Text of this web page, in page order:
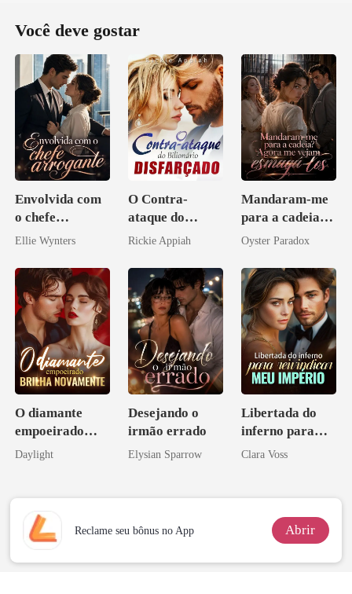
Você deve gostar
Envolvida com
o chefe
arrogante
Ellie Wynters
O Contra-
ataque do
Bilionário
Rickie Appiah
Mandaram-me
para a cadeia?
Agora me
los
Oyster Paradox
O diamante
empoeirado
brilha
Daylight
Desejando o
irmão errado
Elysian Sparrow
Libertada do
inferno para
reivindicar meu
Clara Voss
Reclame seu bônus no App Abrir